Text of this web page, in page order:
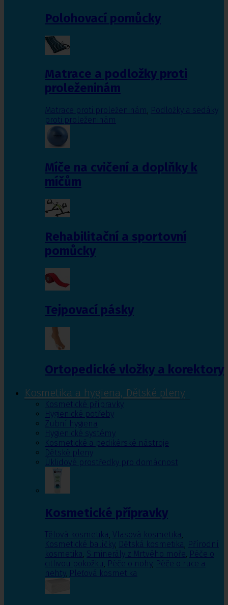
Polohovací pomůcky
Matrace a podložky proti
proleženinám
Matrace proti proleženinám, Podložky a sedáky
proti proleženinám
Míče na cvičení a doplňky k
míčům
Rehabilitační a sportovní
pomůcky
Tejpovací pásky
Ortopedické vložky a korektory
Kosmetika a hygiena, Dětské pleny
Kosmetické přípravky
Hygienické potřeby
Zubní hygiena
Hygienické systémy
Kosmetické a pedikérské nástroje
Dětské pleny
Úklidové prostředky pro domácnost
Kosmetické přípravky
Tělová kosmetika, Vlasová kosmetika,
Kosmetické balíčky, Dětská kosmetika, Přírodní
kosmetika, S minerály z Mrtvého moře, Péče o
citlivou pokožku, Péče o nohy, Péče o ruce a
nehty, Pleťová kosmetika